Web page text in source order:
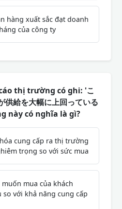
hàng xuất sắc đạt doanh
của công ty
thị trường có ghi: 'こ
供給を大幅に上回っている
này có nghĩa là gì?
cung cấp ra thị trường
trọng so với sức mua
mua của khách
với khả năng cung cấp